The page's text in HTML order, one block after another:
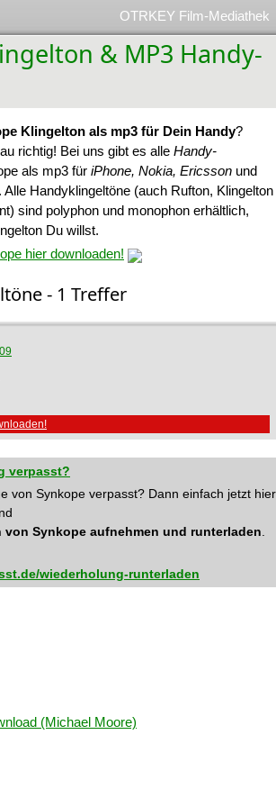
OTRKEY Film-Mediathek
& MP3 Handy-
Klingelton als mp3 für Dein Handy?
richtig! Bei uns gibt es alle Handy-
als mp3 für iPhone, Nokia, Ericsson und
Alle Handyklingeltöne (auch Rufton, Klingelton
sind polyphon und monophon erhältlich,
Du willst.
hier downloaden!
- 1 Treffer
verpasst?
von Synkope verpasst? Dann einfach jetzt hier
von Synkope aufnehmen und runterladen
wiederholung-runterladen
(Michael Moore)